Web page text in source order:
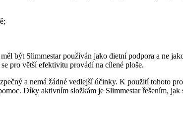
být Slimmestarpoužíván jako dietní podpora a ne
pro větší efektivitu provádí na cílené ploše.
a nemá žádné vedlejší účinky. K použití tohoto
Díky aktivním složkám je Slimmestarřešením, jak